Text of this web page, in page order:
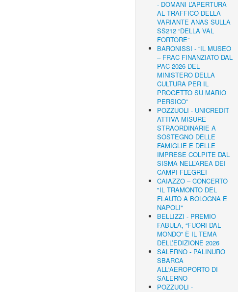
- DOMANI L’APERTURA
AL TRAFFICO DELLA
VARIANTE ANAS SULLA
SS212 “DELLA VAL
FORTORE”
BARONISSI - “IL MUSEO
– FRAC FINANZIATO DAL
PAC 2026 DEL
MINISTERO DELLA
CULTURA PER IL
PROGETTO SU MARIO
PERSICO”
POZZUOLI - UNICREDIT
ATTIVA MISURE
STRAORDINARIE A
SOSTEGNO DELLE
FAMIGLIE E DELLE
IMPRESE COLPITE DAL
SISMA NELL’AREA DEI
CAMPI FLEGREI
CAIAZZO – CONCERTO
"IL TRAMONTO DEL
FLAUTO A BOLOGNA E
NAPOLI"
BELLIZZI - PREMIO
FABULA, “FUORI DAL
MONDO” È IL TEMA
DELL’EDIZIONE 2026
SALERNO - PALINURO
SBARCA
ALL'AEROPORTO DI
SALERNO
POZZUOLI -